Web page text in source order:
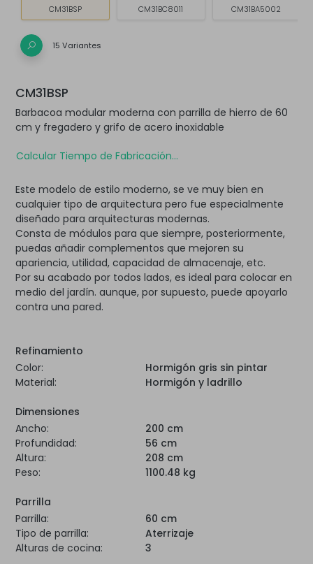
CM31BSP CM31BC8011 CM31BA5002
15 Variantes
CM31BSP
Barbacoa modular moderna con parrilla de hierro de 60
cm y fregadero y grifo de acero inoxidable
Calcular Tiempo de Fabricación...
Este modelo de estilo moderno, se ve muy bien en
cualquier tipo de arquitectura pero fue especialmente
diseñado para arquitecturas modernas.
Consta de módulos para que siempre, posteriormente,
puedas añadir complementos que mejoren su
apariencia, utilidad, capacidad de almacenaje, etc.
Por su acabado por todos lados, es ideal para colocar en
medio del jardín. aunque, por supuesto, puede apoyarlo
contra una pared.
Refinamiento
Color:
Hormigón gris sin pintar
Material:
Hormigón y ladrillo
Dimensiones
Ancho:
200 cm
Profundidad:
56 cm
Altura:
208 cm
Peso:
1100.48 kg
Parrilla
Parrilla:
60 cm
Tipo de parrilla:
Aterrizaje
Alturas de cocina:
3